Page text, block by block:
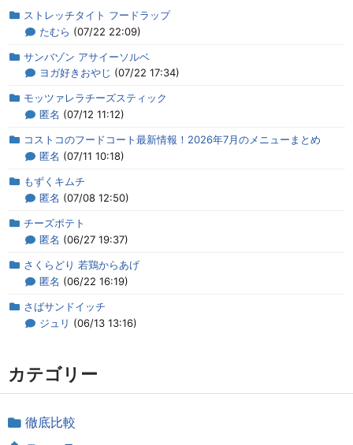
ストレッチタイト フードラップ
たむら (07/22 22:09)
サンバゾン アサイーソルベ
ヨガ好きおやじ (07/22 17:34)
モッツァレラチーズスティック
匿名 (07/12 11:12)
コストコのフードコート最新情報！2026年7月のメニューまとめ
匿名 (07/11 10:18)
もずくキムチ
匿名 (07/08 12:50)
チーズポテト
匿名 (06/27 19:37)
さくらどり 若鶏からあげ
匿名 (06/22 16:19)
さばサンドイッチ
ジュリ (06/13 13:16)
カテゴリー
徹底比較